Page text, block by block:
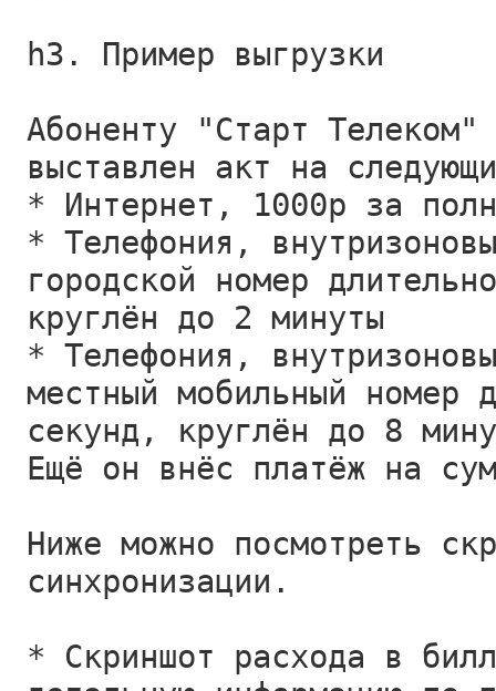
h3. Пример выгрузки
Абоненту "Старт
выставлен акт на
* Интернет, 1000р за
* Телефония,
городской номер
круглён до 2 минуты
* Телефония,
местный мобильный номер
секунд, круглён до 8
Ещё он внёс платёж на
Ниже можно посмотреть
синхронизации.
* Скриншот расхода в